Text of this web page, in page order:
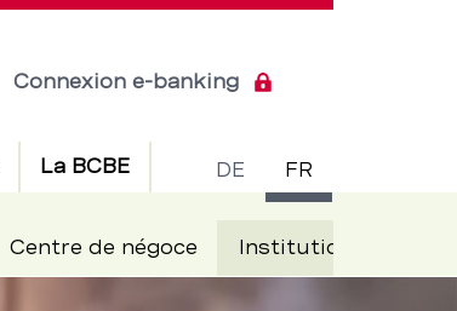
de
langue
DE FR
Connexion e-banking
Centre de négoce Institutionnels
La BCBE